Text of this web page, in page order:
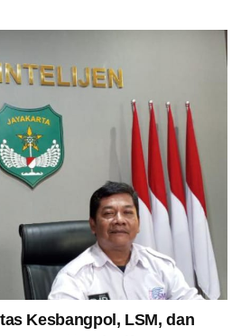
Kesbangpol, LSM, dan